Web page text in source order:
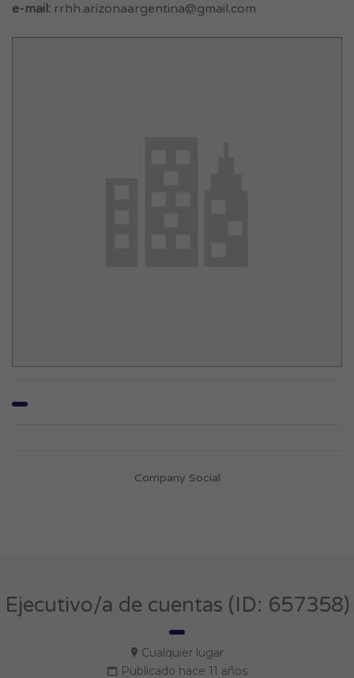
e-mail: rrhh.arizonaargentina@gmail.com
Company Social
Ejecutivo/a de cuentas (ID: 657358)
Cualquier lugar
Publicado hace 11 años